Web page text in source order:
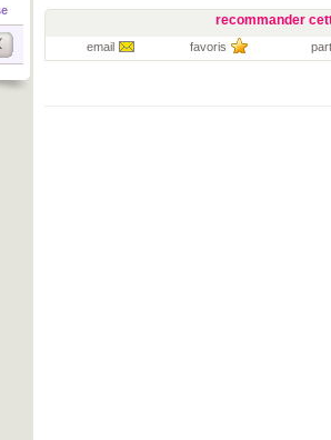
recommander
email favoris